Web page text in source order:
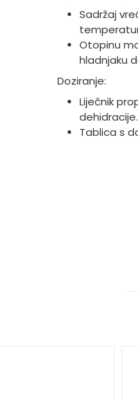
Sadržaj
Otopinu
hladnjaku
Doziranje:
Liječnik
dehidracije.
Tablica s